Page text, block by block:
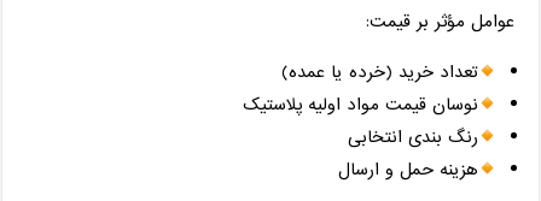
عوامل مؤثر بر قیمت:
تعداد خرید (خرده یا عمده)
نوسان قیمت مواد اولیه پلاستیک
رنگ ‌بندی انتخابی
هزینه حمل و ارسال